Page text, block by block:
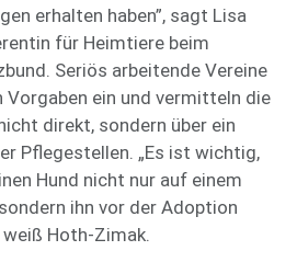
erhalten haben”, sagt Lisa
für Heimtiere beim
Seriös arbeitende Vereine
Vorgaben ein und vermitteln die
direkt, sondern über ein
Pflegestellen. „Es ist wichtig,
Hund nicht nur auf einem
ihn vor der Adoption
weiß Hoth-Zimak.